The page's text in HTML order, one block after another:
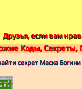
Друзья, если вам
Коды, Секреты,
секрет Маска